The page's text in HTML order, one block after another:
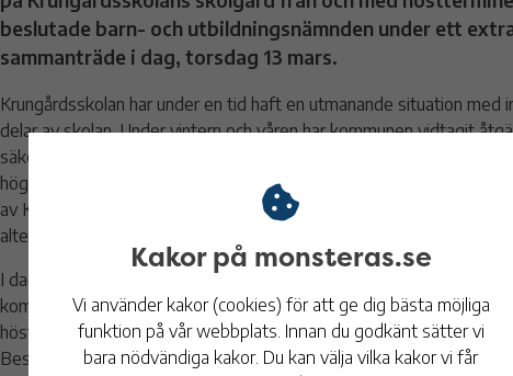
beslutade barn- och utbildningsnämnden under ett
sammanträde i dag, torsdag 13 mars.
Krungårdsskolan har under en tid haft en utmanande situation med
delar av skolan. Under vintern och våren har kommunen vidtagit
säkerställa en bra arbetsmiljö för elever och personal, till exempel
höghöjdsstädning och tätning av dörrar och fönster. Det har också
av Krungårdsskolans lokaler behöver evakueras inför höstterminen,
alternativ har utretts.
I dag fattade barn- och utbildningsnämnden beslut om att eleverna
kommer att gå i tillfälliga paviljonger på Krungårdsskolans skolgård
höstterminen. Det innebär att högstadieeleverna fortsätter gå i
Beslutet är en tillfällig lösning under cirka tre år. En mer omfattande
Kakor på monsteras.se
Vi använder kakor (cookies) för att ge dig bästa möjliga
funktion på vår webbplats. Innan du godkänt sätter vi
bara nödvändiga kakor. Du kan välja vilka kakor vi får